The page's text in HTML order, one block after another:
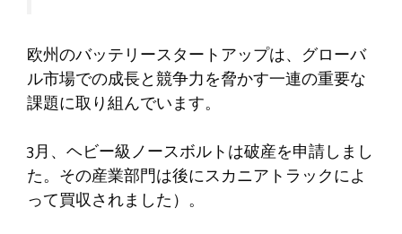
欧州のバッテリースタートアップは、グローバ
ル市場での成長と競争力を脅かす一連の重要な
課題に取り組んでいます。
3月、ヘビー級ノースボルトは破産を申請しまし
た。その産業部門は後にスカニアトラックによ
って買収されました）。